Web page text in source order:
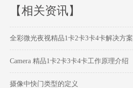
【相关资讯】
全彩微光夜视精品1卡2卡3卡4卡解决方案
Camera 精品1卡2卡3卡4卡工作原理介绍
摄像中快门类型的定义